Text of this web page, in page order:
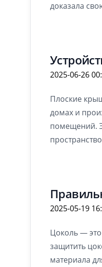
доказала
2025-06-26
Плоские
домах и
помещений.
2025-05-19
Цоколь —
защитить
материала